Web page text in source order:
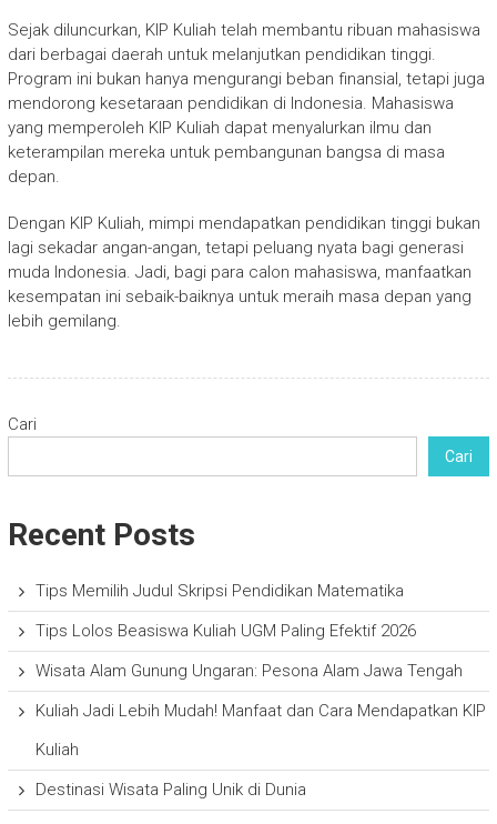
Sejak diluncurkan, KIP Kuliah telah membantu ribuan mahasiswa
dari berbagai daerah untuk melanjutkan pendidikan tinggi.
Program ini bukan hanya mengurangi beban finansial, tetapi juga
mendorong kesetaraan pendidikan di Indonesia. Mahasiswa
yang memperoleh KIP Kuliah dapat menyalurkan ilmu dan
keterampilan mereka untuk pembangunan bangsa di masa
depan.
Dengan KIP Kuliah, mimpi mendapatkan pendidikan tinggi bukan
lagi sekadar angan-angan, tetapi peluang nyata bagi generasi
muda Indonesia. Jadi, bagi para calon mahasiswa, manfaatkan
kesempatan ini sebaik-baiknya untuk meraih masa depan yang
lebih gemilang.
Cari
Cari
Recent Posts
Tips Memilih Judul Skripsi Pendidikan Matematika
Tips Lolos Beasiswa Kuliah UGM Paling Efektif 2026
Wisata Alam Gunung Ungaran: Pesona Alam Jawa Tengah
Kuliah Jadi Lebih Mudah! Manfaat dan Cara Mendapatkan KIP
Kuliah
Destinasi Wisata Paling Unik di Dunia